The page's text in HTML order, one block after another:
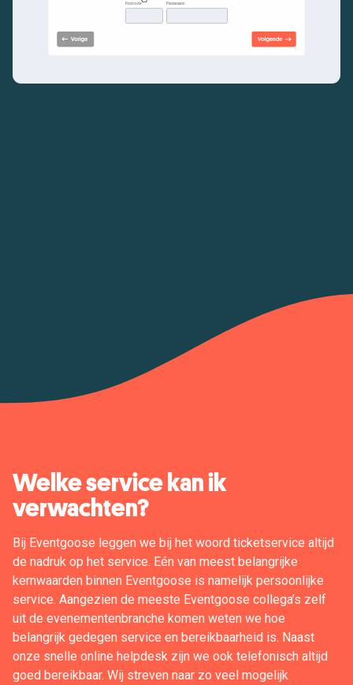
Welke service kan ik
verwachten?
Bij Eventgoose leggen we bij het woord ticketservice altijd
de nadruk op het service. Eén van meest belangrijke
kernwaarden binnen Eventgoose is namelijk persoonlijke
service. Aangezien de meeste Eventgoose collega’s zelf
uit de evenementenbranche komen weten we hoe
belangrijk gedegen service en bereikbaarheid is. Naast
onze snelle online helpdesk zijn we ook telefonisch altijd
goed bereikbaar. Wij streven naar zo veel mogelijk